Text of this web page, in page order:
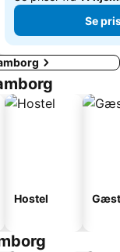
Se
Hostel